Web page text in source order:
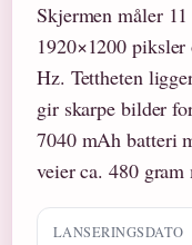
Skjermen måler
1920×1200
Hz. Tettheten
gir skarpe bilder
7040 mAh batteri
veier ca. 480
LANSERINGSDATO